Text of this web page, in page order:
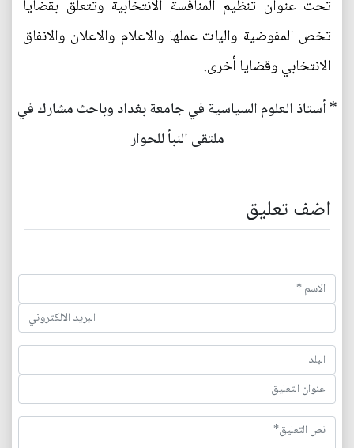
تحت عنوان تنظيم المنافسة الانتخابية وتتعلق بقضايا
تخص المفوضية واليات عملها والاعلام والاعلان والانفاق
الانتخابي وقضايا أخرى.
* أستاذ العلوم السياسية في جامعة بغداد وباحث مشارك في
ملتقى النبأ للحوار
اضف تعليق